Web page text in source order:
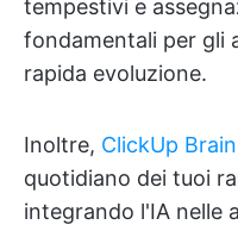
tempestivi e
fondamentali per gli
rapida evoluzione.
Inoltre, ClickUp Brain
quotidiano dei tuoi
integrando l'IA nelle